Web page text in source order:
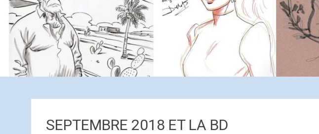
SEPTEMBRE 2018 ET LA BD